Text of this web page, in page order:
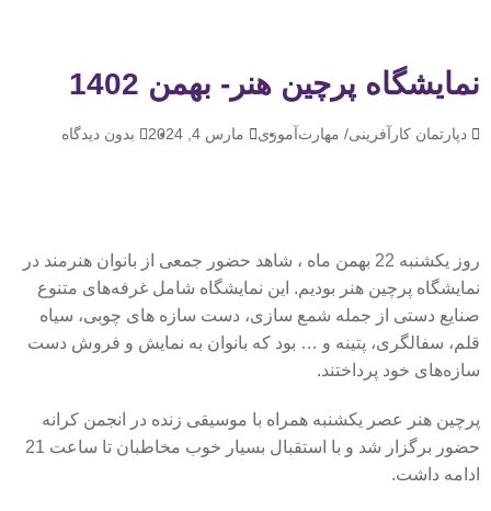
نمایشگاه پرچین هنر- بهمن 1402
دپارتمان کارآفرینی/ مهارت‌آموزی مارس 4, 2024 بدون دیدگاه
روز یکشنبه 22 بهمن ماه ، شاهد حضور جمعی از بانوان هنرمند در
نمایشگاه پرچین هنر بودیم. این نمایشگاه شامل غرفه‌های متنوع
صنایع دستی از جمله شمع سازی، دست سازه های چوبی، سیاه
قلم، سفالگری، پتینه و … بود که بانوان به نمایش و فروش دست
سازه‌های خود پرداختند.
پرچین هنر عصر یکشنبه همراه با موسیقی زنده در انجمن کرانه
حضور برگزار شد و با استقبال بسیار خوب مخاطبان تا ساعت 21
ادامه داشت.